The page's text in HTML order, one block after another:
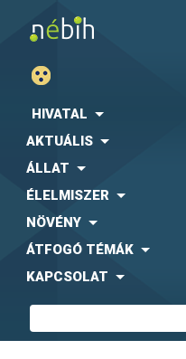
HIVATAL
AKTUÁLIS
ÁLLAT
ÉLELMISZER
NÖVÉNY
ÁTFOGÓ TÉMÁK
KAPCSOLAT